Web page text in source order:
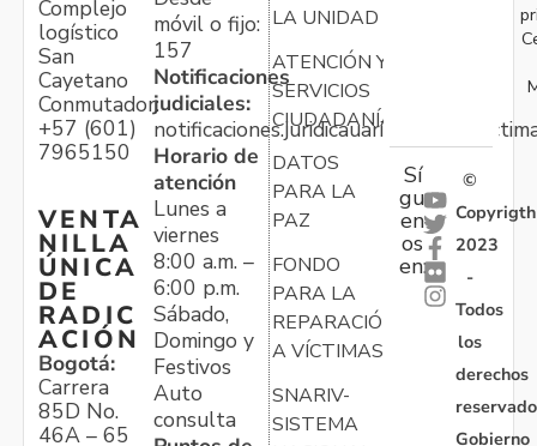
Complejo
logístico
San
Cayetano
Conmutador:
+57 (601)
7965150
VENTA
NILLA
ÚNICA
DE
RADIC
ACIÓN
Bogotá:
Carrera
85D No.
46A – 65
móvil o fijo:
157
Notificaciones
judiciales:
Horario de
atención
Lunes a
viernes
8:00 a.m. –
6:00 p.m.
Sábado,
Domingo y
Festivos
Auto
consulta
LA UNIDAD
ATENCIÓN Y
SERVICIOS
CIUDADANÍA
DATOS
PARA LA
PAZ
FONDO
PARA LA
REPARACIÓN
A VÍCTIMAS
SNARIV-
SISTEMA
Sí
gu
en
os
en:
©
Copyrigth
2023
-
Todos
los
derechos
Gobierno